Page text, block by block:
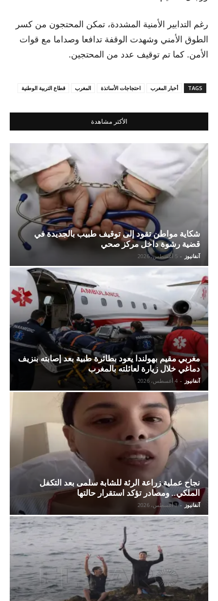
رغم التدابير الأمنية المشددة، تمكن المحتجون من كسر
الطوق الأمني وشهدت الوقفة تدافعا وصداما مع قوات
الأمن. كما تم توقيف عدد من المحتجين.
TAGS أخبار المغرب احتجاجات الأساتذة المغرب قطاع التربية الوطنية
الأكثر مشاهدة
شكاية مواطن تقود إلى توقيف طبيب بالجديدة في
قضية رشوة داخل مركز صحي
آنفانيوز - 5 أغسطس، 2026
مغربي مقيم بهولندا يعود بطائرة طبية بعد إصابته بنزيف
دماغي خلال زيارة لعائلته بالمغرب
آنفانيوز - 4 أغسطس، 2026
نجاح عملية زراعة الرئة للشابة سلمى بعد التكفل
الملكي.. ومصادر تؤكد استقرار حالتها
آنفانيوز - 3 أغسطس، 2026